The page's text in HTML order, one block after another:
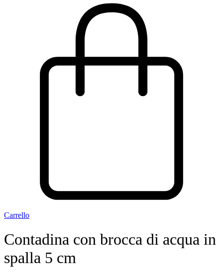
Carrello
Contadina con brocca di acqua in
spalla 5 cm